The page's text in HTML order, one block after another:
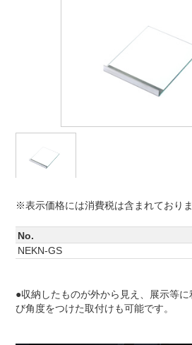
※表示価格には消費税は含まれておりま
No.
NEKN-GS
●収納したものが外から見え、展示等
び角度をつけた取付けも可能です。